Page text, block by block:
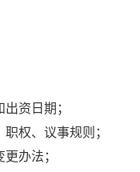
资日期；
权、议事规则；
办法；